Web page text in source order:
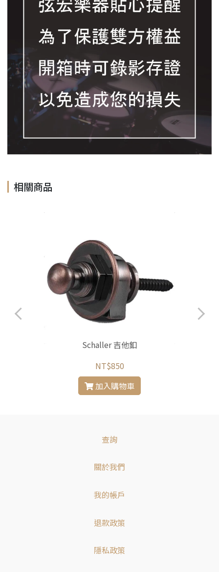
相關商品
Schaller 吉他釦
NT$850
加入購物車
查詢
關於我們
我的帳戶
退款政策
隱私政策